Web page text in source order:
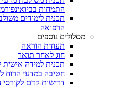
התמחות
תכנית לימודים
הרפואה
מסלולים נוספים
תעודת הוראה
חוג לאחר תואר
תכנית למידה אישית
חטיבה במדעי הרוח
דרישות קדם